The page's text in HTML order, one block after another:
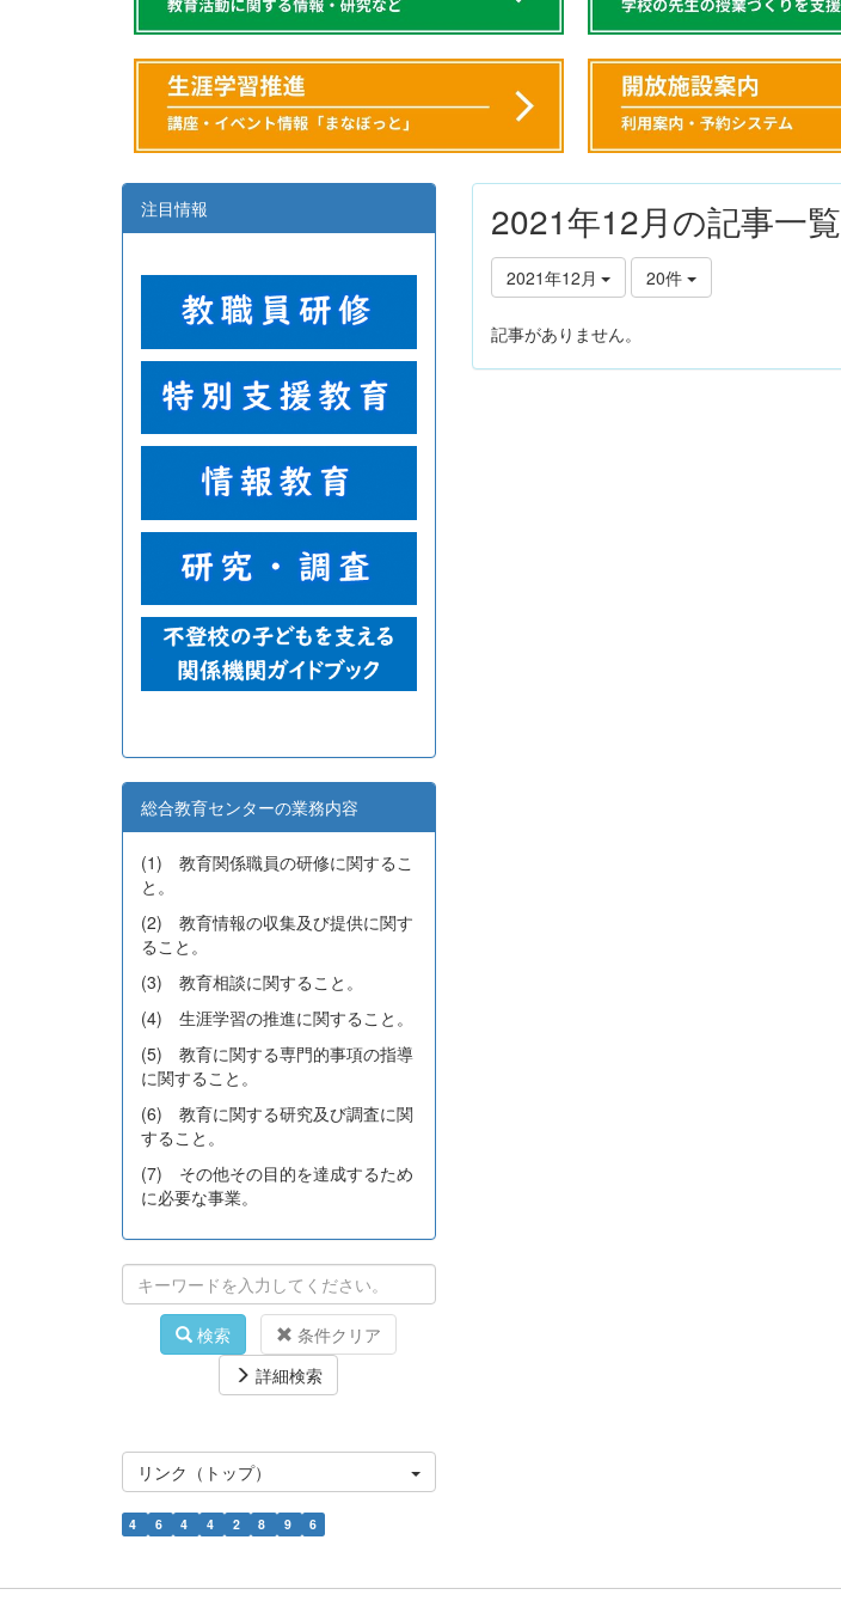
2021年12月の記事一覧
2021年12月 20件
記事がありません。
注目情報
総合教育センターの業務内容
(1) 教育関係職員の研修に関するこ
と。
(2) 教育情報の収集及び提供に関す
ること。
(3) 教育相談に関すること。
(4) 生涯学習の推進に関すること。
(5) 教育に関する専門的事項の指導
に関すること。
(6) 教育に関する研究及び調査に関
すること。
(7) その他その目的を達成するため
に必要な事業。
検索
条件クリア
詳細検索
リンク（トップ）
4 6 4 4 2 8 9 6